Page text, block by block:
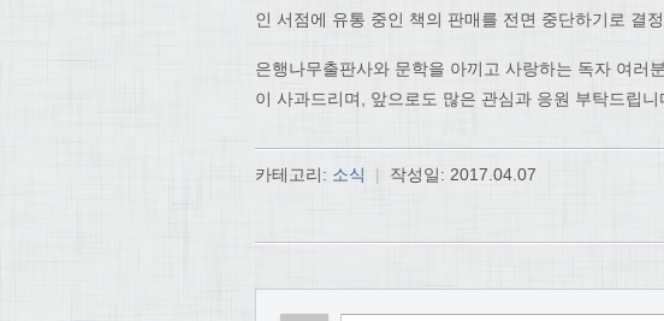
인 서점에 유통 중인 책의 판매를 전면 중단하기로 결
은행나무출판사와 문학을 아끼고 사랑하는 독자 여러
이 사과드리며, 앞으로도 많은 관심과 응원 부탁드립니
카테고리: 소식 | 작성일: 2017.04.07